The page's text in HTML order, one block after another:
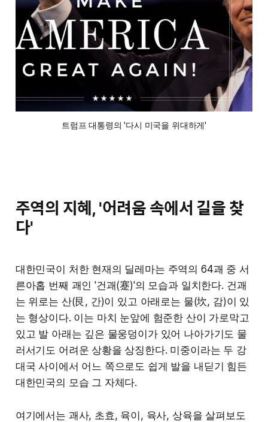
트럼프 대통령의 '다시 미국을 위대하게'
주역의 지혜, '어려움 속에서 길을 찾
다'
대한민국이 처한 현재의 딜레마는 주역의 64괘 중 서
른아홉 번째 괘인 '건괘(蹇)'의 모습과 일치한다. 건괘
는 위로는 산(艮, 간)이 있고 아래로는 물(坎, 감)이 있
는 형상이다. 이는 마치 눈앞에 험준한 산이 가로막고
있고 발 아래는 깊은 물웅덩이가 있어 나아가기도 물
러서기도 어려운 상황을 상징한다. 미중이라는 두 강
대국 사이에서 어느 쪽으로도 쉽게 발을 내딛기 힘든
대한민국의 모습 그 자체다.
여기에서는 괘사, 초효, 육이, 육사, 상육을 살펴보도